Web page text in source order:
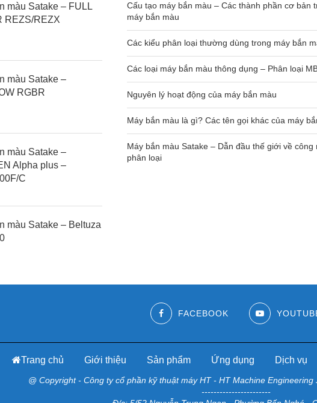
màu Satake – FULL
REZS/REZX
màu Satake –
RGBR
màu Satake –
Alpha plus –
C
màu Satake – Beltuza
Cấu tạo máy bắn màu – Các thành phần cơ bản
máy bắn màu
Các kiểu phân loại thường dùng trong máy bắn
Các loại máy bắn màu thông dụng – Phân loại
Nguyên lý hoạt động của máy bắn màu
Máy bắn màu là gì? Các tên gọi khác của máy
Máy bắn màu Satake – Dẫn đầu thế giới về công
phân loại
FACEBOOK
Trang chủ Giới thiệu Sản phẩm Ứng dụng Dịch vụ
@ Copyright - Công ty cổ phần kỹ thuật máy HT - HT Machine
-----------------------